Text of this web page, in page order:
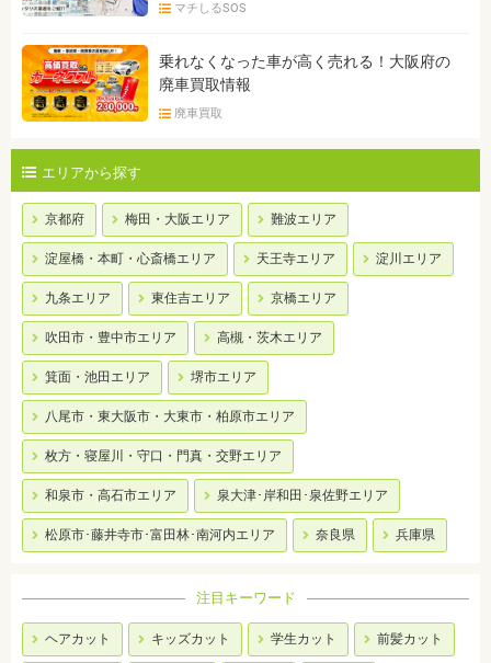
マチしるSOS
乗れなくなった車が高く売れる！大阪府の
廃車買取情報
廃車買取
エリアから探す
京都府 梅田・大阪エリア 難波エリア
淀屋橋・本町・心斎橋エリア 天王寺エリア 淀川エリア
九条エリア 東住吉エリア 京橋エリア
吹田市・豊中市エリア 高槻・茨木エリア
箕面・池田エリア 堺市エリア
八尾市・東大阪市・大東市・柏原市エリア
枚方・寝屋川・守口・門真・交野エリア
和泉市・高石市エリア 泉大津･岸和田･泉佐野エリア
松原市･藤井寺市･富田林･南河内エリア 奈良県 兵庫県
注目キーワード
ヘアカット キッズカット 学生カット 前髪カット